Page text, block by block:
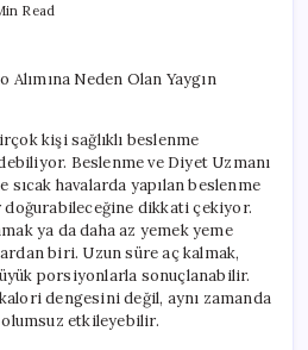
Read
Neden
Olan
Hataları
için
kişi sağlıklı beslenme
Beslenme ve Diyet Uzmanı
sıcak havalarda yapılan beslenme
doğurabileceğine dikkati çekiyor.
ya da daha az yemek yeme
biri. Uzun süre aç kalmak,
porsiyonlarla sonuçlanabilir.
dengesini değil, aynı zamanda
etkileyebilir.